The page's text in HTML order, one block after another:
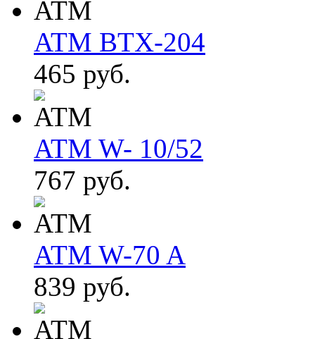
ATM BTX-204
465 руб.
ATM W- 10/52
767 руб.
ATM W-70 A
839 руб.